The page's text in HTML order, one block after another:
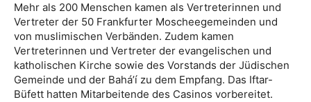
Mehr als 200 Menschen kamen als Vertreterinnen und
Vertreter der 50 Frankfurter Moscheegemeinden und
von muslimischen Verbänden. Zudem kamen
Vertreterinnen und Vertreter der evangelischen und
katholischen Kirche sowie des Vorstands der Jüdischen
Gemeinde und der Bahá’í zu dem Empfang. Das Iftar-
Büfett hatten Mitarbeitende des Casinos vorbereitet.